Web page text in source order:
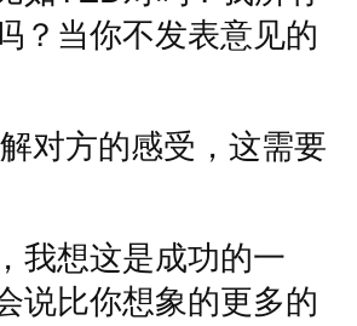
？当你不发表意见的
对方的感受，这需要
我想这是成功的一
说比你想象的更多的